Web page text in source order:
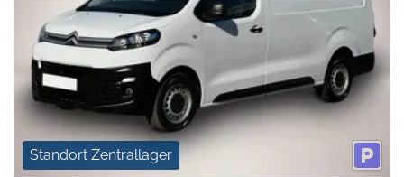
Standort Zentrallager